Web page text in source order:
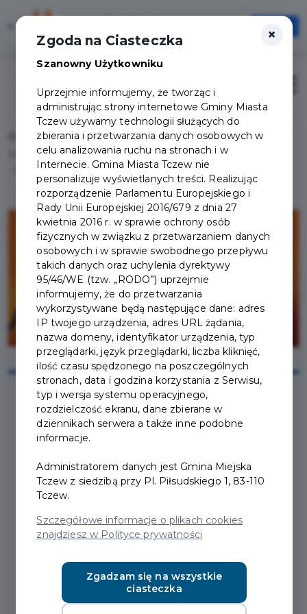
Szybciej, wygodniej, zawsze pod ręką
Otwórz
Home
Lista aktualności
Szkoła magicznych zwierząt 3 – Poranek Filmowy Przyjazny Sensorycznie
2026-03-11
SZKOŁA MAGICZNYCH
ZWIERZĄT 3 – PORANEK
SENSORYCZNIE - 15
MARCA
Zapraszamy na kolejny sezon Poranków
×
Zgoda na Ciasteczka
Szanowny Użytkowniku
Uprzejmie informujemy, że tworząc i
administrując strony internetowe Gminy Miasta
Tczew używamy technologii służących do
zbierania i przetwarzania danych osobowych w
celu analizowania ruchu na stronach i w
Internecie. Gmina Miasta Tczew nie
personalizuje wyświetlanych treści. Realizując
rozporządzenie Parlamentu Europejskiego i
Rady Unii Europejskiej 2016/679 z dnia 27
kwietnia 2016 r. w sprawie ochrony osób
fizycznych w związku z przetwarzaniem danych
osobowych i w sprawie swobodnego przepływu
takich danych oraz uchylenia dyrektywy
95/46/WE (tzw. „RODO”) uprzejmie
informujemy, że do przetwarzania
wykorzystywane będą następujące dane: adres
IP twojego urządzenia, adres URL żądania,
nazwa domeny, identyfikator urządzenia, typ
przeglądarki, język przeglądarki, liczba kliknięć,
ilość czasu spędzonego na poszczególnych
stronach, data i godzina korzystania z Serwisu,
typ i wersja systemu operacyjnego,
rozdzielczość ekranu, dane zbierane w
dziennikach serwera a także inne podobne
informacje.
Administratorem danych jest Gmina Miejska
Tczew z siedzibą przy Pl. Piłsudskiego 1, 83-110
Tczew.
Szczegółowe informacje o plikach cookies
znajdziesz w Polityce prywatności
Zgadzam się na wszystkie
ciasteczka